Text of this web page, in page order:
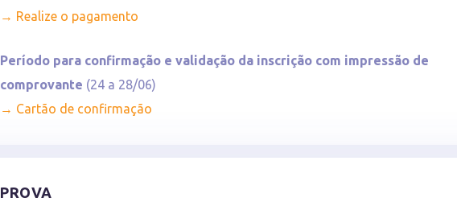
→ Realize o pagamento
Período para confirmação e validação da inscrição com impressão de
comprovante (24 a 28/06)
→ Cartão de confirmação
PROVA